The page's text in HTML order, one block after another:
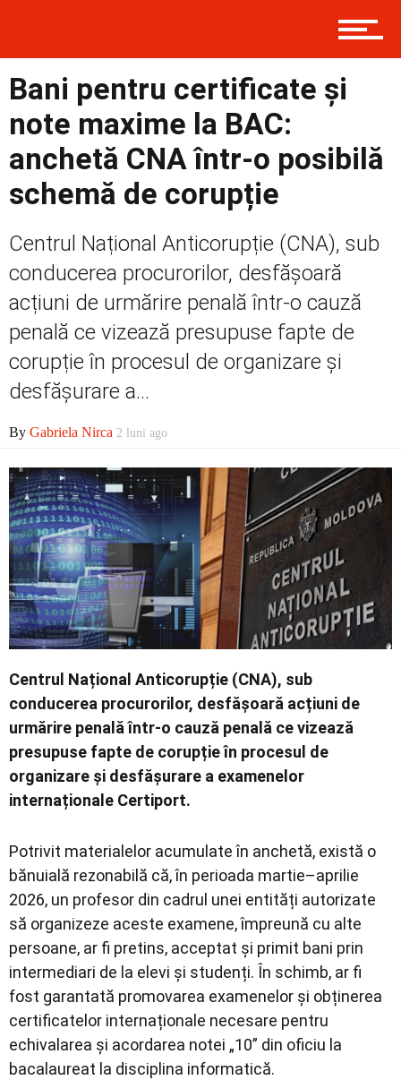
Prima
Politică
Externe
Social
Contact
Bani pentru certificate și
note maxime la BAC:
anchetă CNA într-o posibilă
schemă de corupție
Centrul Național Anticorupție (CNA), sub
conducerea procurorilor, desfășoară
acțiuni de urmărire penală într-o cauză
penală ce vizează presupuse fapte de
corupție în procesul de organizare și
desfășurare a...
By Gabriela Nirca 2 luni ago
Centrul Național Anticorupție (CNA), sub
conducerea procurorilor, desfășoară acțiuni de
urmărire penală într-o cauză penală ce vizează
presupuse fapte de corupție în procesul de
organizare și desfășurare a examenelor
internaționale Certiport.
Potrivit materialelor acumulate în anchetă, există o
bănuială rezonabilă că, în perioada martie–aprilie
2026, un profesor din cadrul unei entități autorizate
să organizeze aceste examene, împreună cu alte
persoane, ar fi pretins, acceptat și primit bani prin
intermediari de la elevi și studenți. În schimb, ar fi
fost garantată promovarea examenelor și obținerea
certificatelor internaționale necesare pentru
echivalarea și acordarea notei „10” din oficiu la
bacalaureat la disciplina informatică.